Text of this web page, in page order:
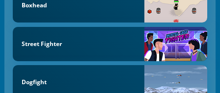
Boxhead
Street Fighter
Dogfight